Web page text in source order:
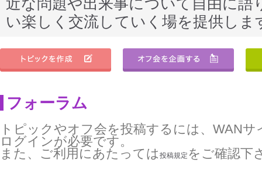
近な問題や出来事について自由に
い楽しく交流していく場を提供しま
フォーラム
トピックやオフ会を投稿するには、WAN
ログインが必要です。
また、ご利用にあたっては 投稿規定 をご確認下